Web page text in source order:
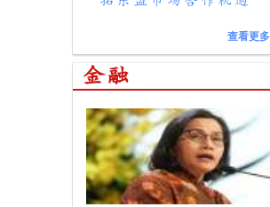
查看更多
金融